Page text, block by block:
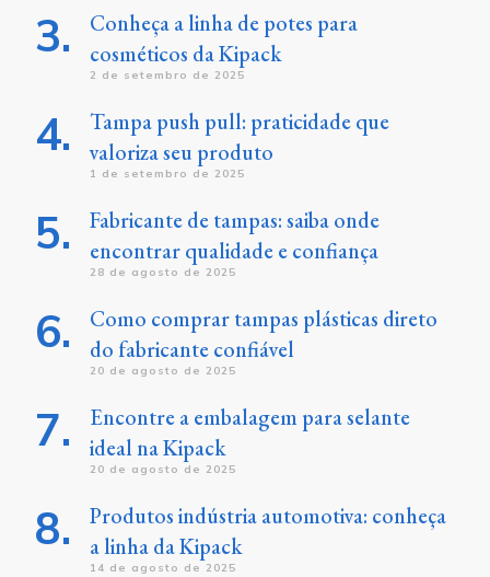
Conheça a linha de potes para
cosméticos da Kipack
2 de setembro de 2025
Tampa push pull: praticidade que
valoriza seu produto
1 de setembro de 2025
Fabricante de tampas: saiba onde
encontrar qualidade e confiança
28 de agosto de 2025
Como comprar tampas plásticas direto
do fabricante confiável
20 de agosto de 2025
Encontre a embalagem para selante
ideal na Kipack
20 de agosto de 2025
Produtos indústria automotiva: conheça
a linha da Kipack
14 de agosto de 2025